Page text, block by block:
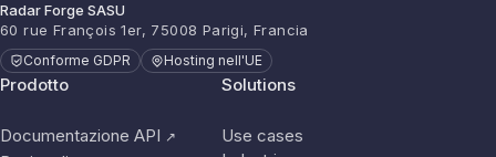
Radar Forge SASU
60 rue François 1er, 75008 Parigi, Francia
Conforme GDPR Hosting nell'UE
Prodotto
Documentazione API ↗
Solutions
Use cases